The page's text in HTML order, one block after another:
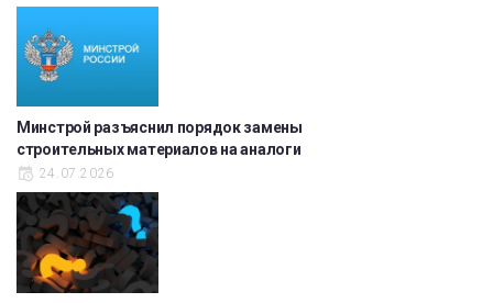
Минстрой разъяснил порядок замены
строительных материалов на аналоги
24.07.2026